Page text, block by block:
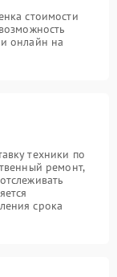
стоимости
онлайн на
техники по
ремонт,
срока